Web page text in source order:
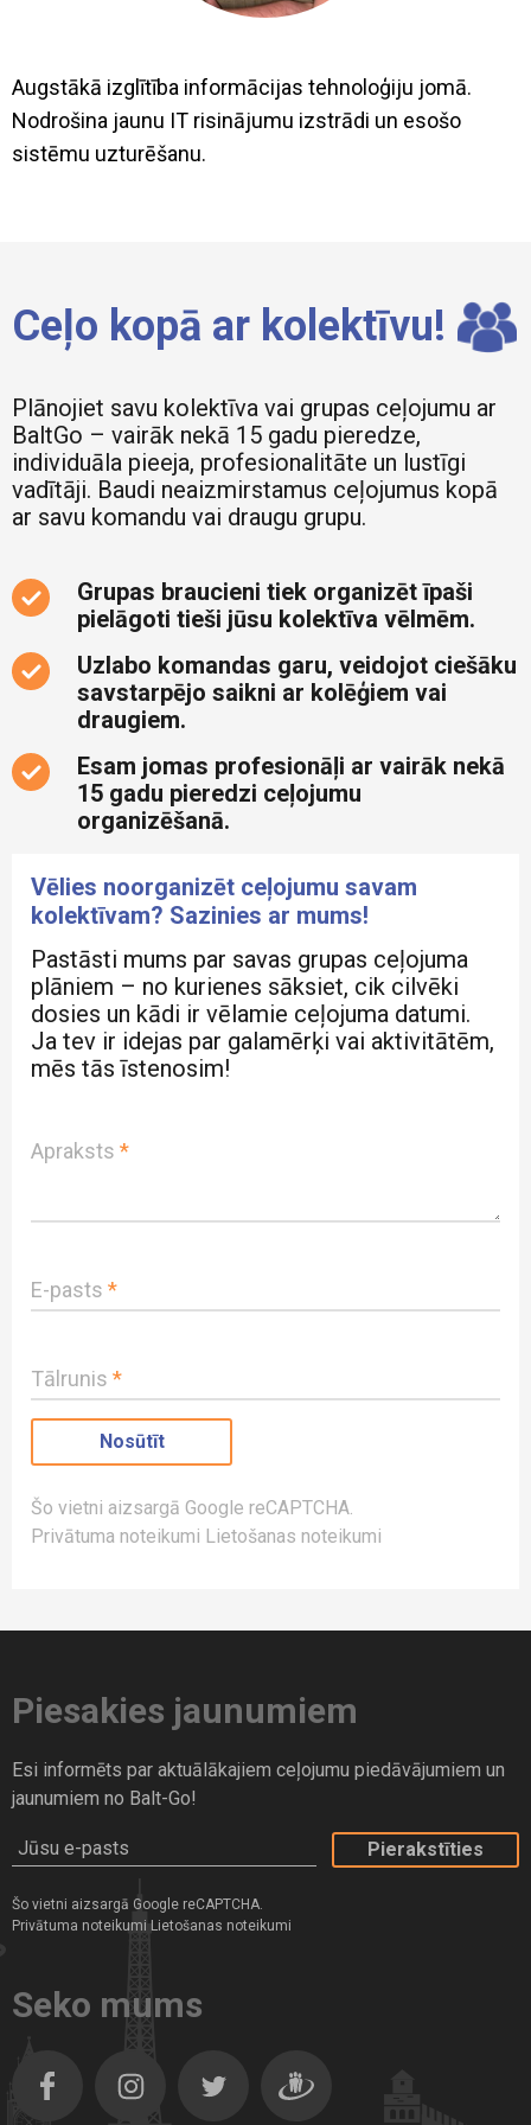
Augstākā izglītība informācijas tehnoloģiju jomā.
Nodrošina jaunu IT risinājumu izstrādi un esošo
sistēmu uzturēšanu.
Ceļo kopā ar kolektīvu!
Plānojiet savu kolektīva vai grupas ceļojumu ar
BaltGo – vairāk nekā 15 gadu pieredze,
individuāla pieeja, profesionalitāte un lustīgi
vadītāji. Baudi neaizmirstamus ceļojumus kopā
ar savu komandu vai draugu grupu.
Grupas braucieni tiek organizēt īpaši
pielāgoti tieši jūsu kolektīva vēlmēm.
Uzlabo komandas garu, veidojot ciešāku
savstarpējo saikni ar kolēģiem vai
draugiem.
Esam jomas profesionāļi ar vairāk nekā
15 gadu pieredzi ceļojumu
organizēšanā.
Vēlies noorganizēt ceļojumu savam
kolektīvam? Sazinies ar mums!
Pastāsti mums par savas grupas ceļojuma
plāniem – no kurienes sāksiet, cik cilvēki
dosies un kādi ir vēlamie ceļojuma datumi.
Ja tev ir idejas par galamērķi vai aktivitātēm,
mēs tās īstenosim!
Apraksts *
E-pasts *
Tālrunis *
Šo vietni aizsargā Google reCAPTCHA.
Privātuma noteikumi Lietošanas noteikumi
Piesakies jaunumiem
Esi informēts par aktuālākajiem ceļojumu piedāvājumiem un
jaunumiem no Balt-Go!
Jūsu e-pasts
Šo vietni aizsargā Google reCAPTCHA.
Privātuma noteikumi Lietošanas noteikumi
Seko mums